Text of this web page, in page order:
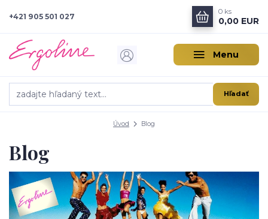
Menu
Hľadať
+421 905 501 027
0 ks
0,00 EUR
Úvod Blog
Blog